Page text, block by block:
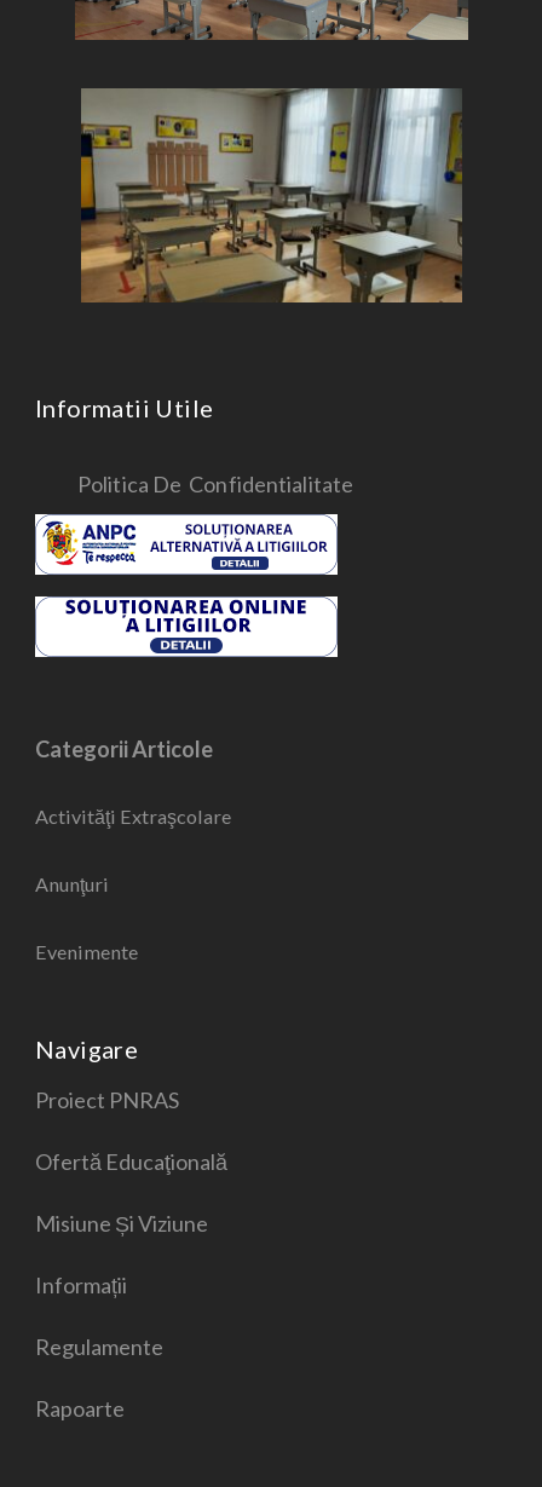
Informatii Utile
Politica De Confidentialitate
Categorii Articole
Activităţi Extraşcolare
Anunţuri
Evenimente
Navigare
Proiect PNRAS
Ofertă Educaţională
Misiune Și Viziune
Informații
Regulamente
Rapoarte